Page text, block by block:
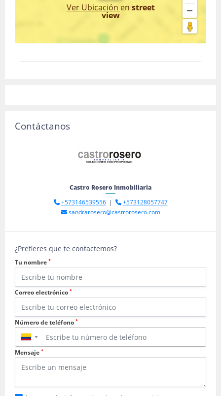
Ver Ubicación en street
view
Contáctanos
Castro Rosero Inmobiliaria
+573146539556|
+573128057747
sandrarosero@castrorosero.com
¿Prefieres que te contactemos?
Tu nombre *
Correo electrónico *
Número de teléfono *
▼
Mensaje *